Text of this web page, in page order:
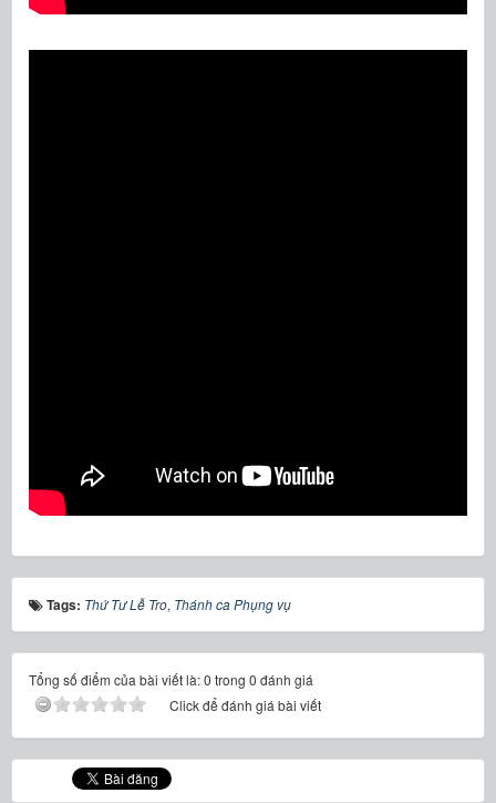
Tags: Thứ Tư Lễ Tro, Thánh ca Phụng vụ
Tổng số điểm của bài viết là: 0 trong 0 đánh giá
Click để đánh giá bài viết